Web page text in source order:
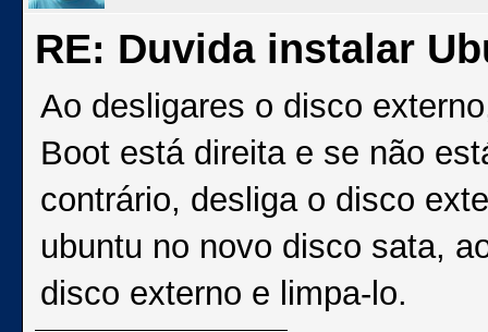
RE: Duvida instalar
Ao desligares o disco
Boot está direita e se não
contrário, desliga o disco
ubuntu no novo disco sata,
disco externo e limpa-lo.